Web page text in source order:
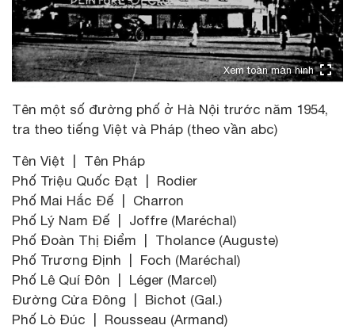
Xem toàn màn hình
Tên một số đường phố ở Hà Nội trước năm 1954,
tra theo tiếng Việt và Pháp (theo vần abc)
Tên Việt | Tên Pháp
Phố Triệu Quốc Đạt | Rodier
Phố Mai Hắc Đế | Charron
Phố Lý Nam Đế | Joffre (Maréchal)
Phố Đoàn Thị Điểm | Tholance (Auguste)
Phố Trương Định | Foch (Maréchal)
Phố Lê Quí Đôn | Léger (Marcel)
Đường Cửa Đông | Bichot (Gal.)
Phố Lò Đúc | Rousseau (Armand)